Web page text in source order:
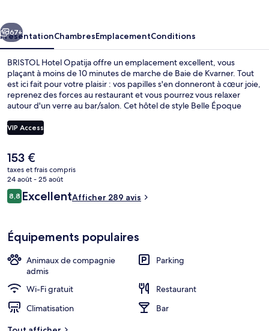
Suivant
67+
PrésentationChambresEmplacementConditions
BRISTOL Hotel Opatija offre un emplacement excellent, vous
plaçant à moins de 10 minutes de marche de Baie de Kvarner. Tout
est ici fait pour votre plaisir : vos papilles s'en donneront à cœur joie,
reprenez des forces au restaurant et vous pourrez vous relaxer
autour d'un verre au bar/salon. Cet hôtel de style Belle Époque
autres voyageurs adorent le personnel attentionné.
VIP Access
Le
prix
actuel
est
de
153 €
taxes et frais compris
24 août - 25 août
Avis
voyageurs
8,88,8 sur 10
ExcellentAfficher 289 avis
Équipements populaires
Animaux de compagnie
admis
Parking
Wi-Fi gratuit
Restaurant
Climatisation
Bar